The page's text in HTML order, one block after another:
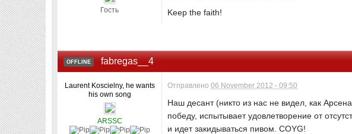
Гость Keep the faith!
OFFLINE fabregas__4
Laurent Koscielny, he wants
his own song
ARSSC
Отправлено06 November 2012 - 09:50
Наш десант (никто из нас не видел, как
победу, испытывает удовлетворение от
и идет закидываться пивом. COYG!